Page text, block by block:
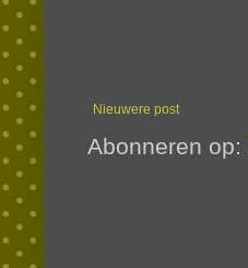
Nieuwere post
Abonneren op: